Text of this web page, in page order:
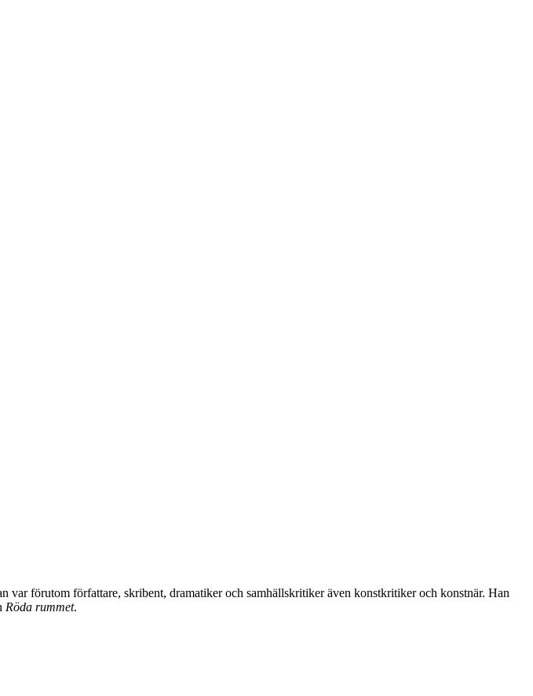
var förutom författare, skribent, dramatiker och samhällskritiker även konstkritiker och konstnär. Han
Röda rummet.